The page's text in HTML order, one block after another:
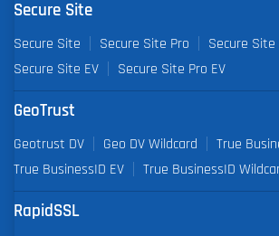
Secure Site
Secure Site Secure Site Pro
Secure Site
Secure Site EV
Secure Site Pro EV
GeoTrust
Geotrust DV Geo DV Wildcard
True
True BusinessID EV
True BusinessID
RapidSSL